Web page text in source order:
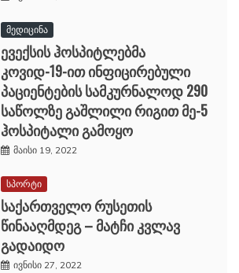
მედიცინა
ევექსის ჰოსპიტლებმა
კოვიდ-19-ით ინფიცირებული
პაციენტების სამკურნალოდ 290
საწოლზე გაშლილი რიგით მე-5
ჰოსპიტალი გამოყო
მაისი 19, 2022
სპორტი
საქართველო რუსეთის
წინააღმდეგ – მატჩი კვლავ
გადაიდო
ივნისი 27, 2022